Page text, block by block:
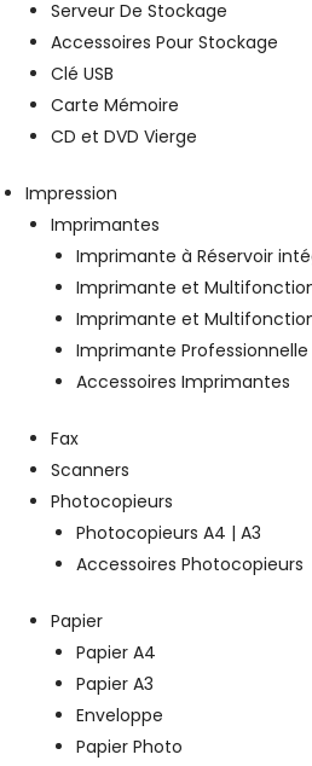
Serveur De Stockage
Accessoires Pour Stockage
Clé USB
Carte Mémoire
CD et DVD Vierge
Impression
Imprimantes
Imprimante à Réservoir
Imprimante et
Imprimante et
Imprimante Professionnelle
Accessoires Imprimantes
Fax
Scanners
Photocopieurs
Photocopieurs A4 | A3
Accessoires Photocopieurs
Papier
Papier A4
Papier A3
Enveloppe
Papier Photo